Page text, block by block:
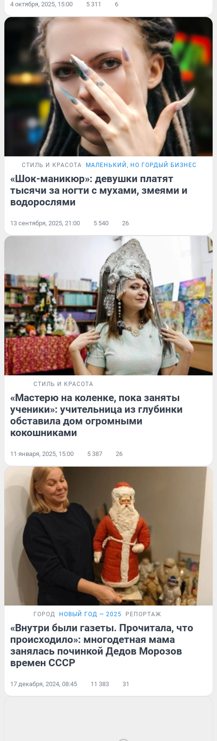
4 октября, 2025, 15:00 5 311 6
СТИЛЬ И КРАСОТА МАЛЕНЬКИЙ, НО ГОРДЫЙ БИЗНЕС
«Шок-маникюр»: девушки платят
тысячи за ногти с мухами, змеями и
водорослями
13 сентября, 2025, 21:00 5 540 26
СТИЛЬ И КРАСОТА
«Мастерю на коленке, пока заняты
ученики»: учительница из глубинки
обставила дом огромными
кокошниками
11 января, 2025, 15:00 5 387 26
ГОРОД НОВЫЙ ГОД — 2025 РЕПОРТАЖ
«Внутри были газеты. Прочитала, что
происходило»: многодетная мама
занялась починкой Дедов Морозов
времен СССР
17 декабря, 2024, 08:45 11 383 31